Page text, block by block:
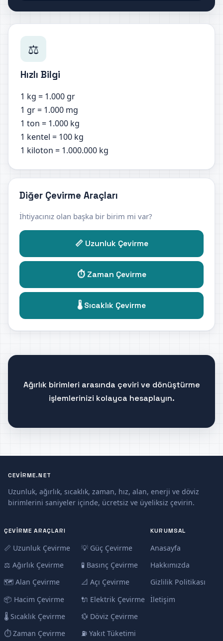
⚖️
Hızlı Bilgi
1 kg = 1.000 gr
1 gr = 1.000 mg
1 ton = 1.000 kg
1 kentel = 100 kg
1 kiloton = 1.000.000 kg
Diğer Çevirme Araçları
İhtiyacınız olan başka bir birim mi var?
📏 Uzunluk Çevirme
⏱️ Zaman Çevirme
🌡️ Sıcaklık Çevirme
Ağırlık birimleri arasında çeviri ve dönüştürme
işlemlerinizi kolayca hesaplayın.
CEVIRME.NET
Uzunluk, ağırlık, sıcaklık, zaman, hız, alan, enerji ve döviz
birimlerini saniyeler içinde, ücretsiz ve üyeliksiz çevirin.
ÇEVIRME ARAÇLARI
📏 Uzunluk Çevirme
⚖️ Ağırlık Çevirme
🗺️ Alan Çevirme
📦 Hacim Çevirme
🌡️ Sıcaklık Çevirme
⏱️ Zaman Çevirme
💡 Güç Çevirme
🧪 Basınç Çevirme
📐 Açı Çevirme
🔌 Elektrik Çevirme
💱 Döviz Çevirme
⛽ Yakıt Tüketimi
KURUMSAL
Anasayfa
Hakkımızda
Gizlilik Politikası
İletişim